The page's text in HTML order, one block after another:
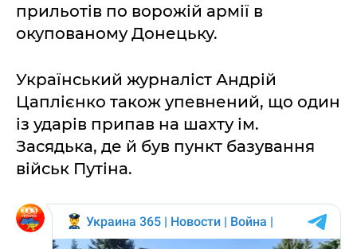
прильотів по ворожій армії в
окупованому Донецьку.
Український журналіст Андрій
Цаплієнко також упевнений, що один
із ударів припав на шахту ім.
Засядька, де й був пункт базування
військ Путіна.